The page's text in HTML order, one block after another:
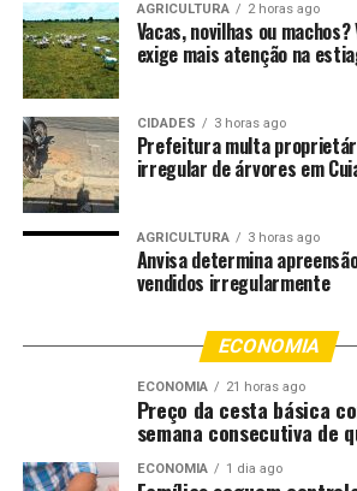
Fonte:Governo MT – MT
Comentários
RELATED TOPICS: AÇÃO CIVIL
DROGAS
MATO
Secretários Municipais de Saúde de
“Novo pacote de investimentos é um
nosso município”, afirma prefeita de
AGRICULTURA 2 horas ago
Vacas, novilhas ou
exige mais atenção na
CIDADES 3 horas ago
Prefeitura multa
irregular de árvores em
AGRICULTURA 3 horas ago
Anvisa determina
vendidos irregularmente
ECONOMIA
ECONOMIA 21 horas ago
Preço da cesta básica
semana consecutiva de
ECONOMIA 1 dia ago